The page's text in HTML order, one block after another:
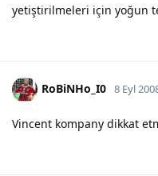
yetiştirilmeleri için yoğun
RoBiNHo_I0 8 Eyl
Vincent kompany dikkat